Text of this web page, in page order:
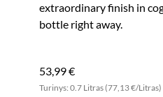
extraordinary finish in
bottle right away.
53,99 €
Turinys: 0.7 Litras (77,13 €/Litras)